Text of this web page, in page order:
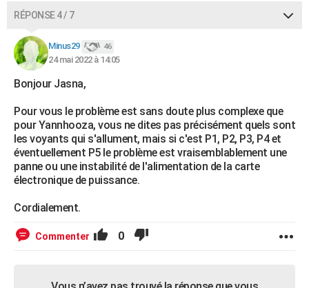
RÉPONSE 4 / 7
Minus29 46
24 mai 2022 à 14:05
Bonjour Jasna,
Pour vous le problème est sans doute plus complexe que
pour Yannhooza, vous ne dites pas précisément quels sont
les voyants qui s'allument, mais si c'est P1, P2, P3, P4 et
éventuellement P5 le problème est vraisemblablement une
panne ou une instabilité de l'alimentation de la carte
électronique de puissance.
Cordialement.
Commenter 0